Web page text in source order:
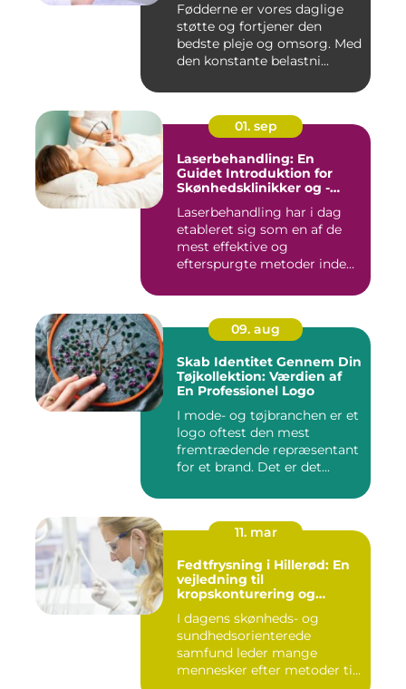
Fødderne er vores daglige
støtte og fortjener den
bedste pleje og omsorg. Med
den konstante belastni...
01. sep
Laserbehandling: En
Guidet Introduktion for
Skønhedsklinikker og -
Laserbehandling har i dag
etableret sig som en af de
mest effektive og
efterspurgte metoder inden
09. aug
Skab Identitet Gennem Din
Tøjkollektion: Værdien af
En Professionel Logo
I mode- og tøjbranchen er et
logo oftest den mest
fremtrædende repræsentant
for et brand. Det er det...
11. mar
Fedtfrysning i Hillerød: En
vejledning til
kropskonturering og
I dagens skønheds- og
sundhedsorienterede
samfund leder mange
mennesker efter metoder til